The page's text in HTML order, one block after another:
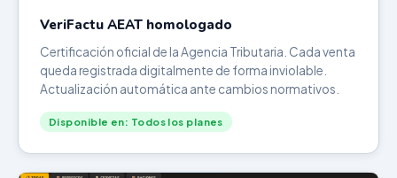
VeriFactu AEAT homologado
Certificación oficial de la Agencia Tributaria. Cada venta
queda registrada digitalmente de forma inviolable.
Actualización automática ante cambios normativos.
Disponible en: Todos los planes